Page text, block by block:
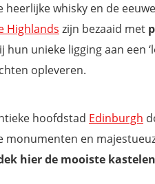
whisky en de
Highlands zijn bezaaid met
hun unieke ligging aan een
opleveren.
hoofdstad Edinburgh
monumenten en
hier de mooiste